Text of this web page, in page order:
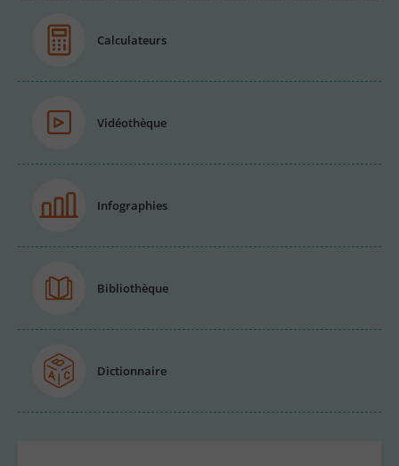
Calculateurs
Vidéothèque
Infographies
Bibliothèque
Dictionnaire